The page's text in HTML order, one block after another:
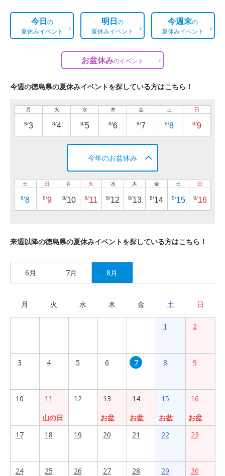
今日の
夏休みイベント
明日の
夏休みイベント
今週末の
夏休みイベント
お盆休みのイベント
今週の徳島県の夏休みイベントを探している方はこちら！
月
8/3
火
8/4
水
8/5
木
8/6
金
8/7
土
8/8
日
8/9
今年のお盆休み
土
8/8
日
8/9
月
8/10
火
8/11
水
8/12
木
8/13
金
8/14
土
8/15
日
8/16
来週以降の徳島県の夏休みイベントを探している方はこちら！
6月 7月 8月
月 火 水 木 金 土 日
1 2
3 4 5 6 7 8 9
10
11
山の日
12
13
お盆
14
お盆
15
お盆
16
お盆
17
18 19 20 21 22 23
24 25 26 27 28 29 30